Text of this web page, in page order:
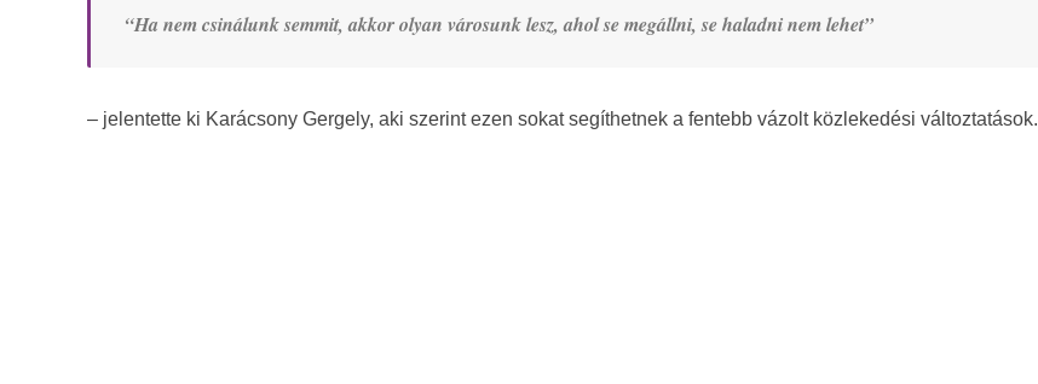
“Ha nem csinálunk semmit, akkor olyan városunk lesz, ahol se megállni, se haladni nem lehet”
– jelentette ki Karácsony Gergely, aki szerint ezen sokat segíthetnek a fentebb vázolt közlekedési változtatások.